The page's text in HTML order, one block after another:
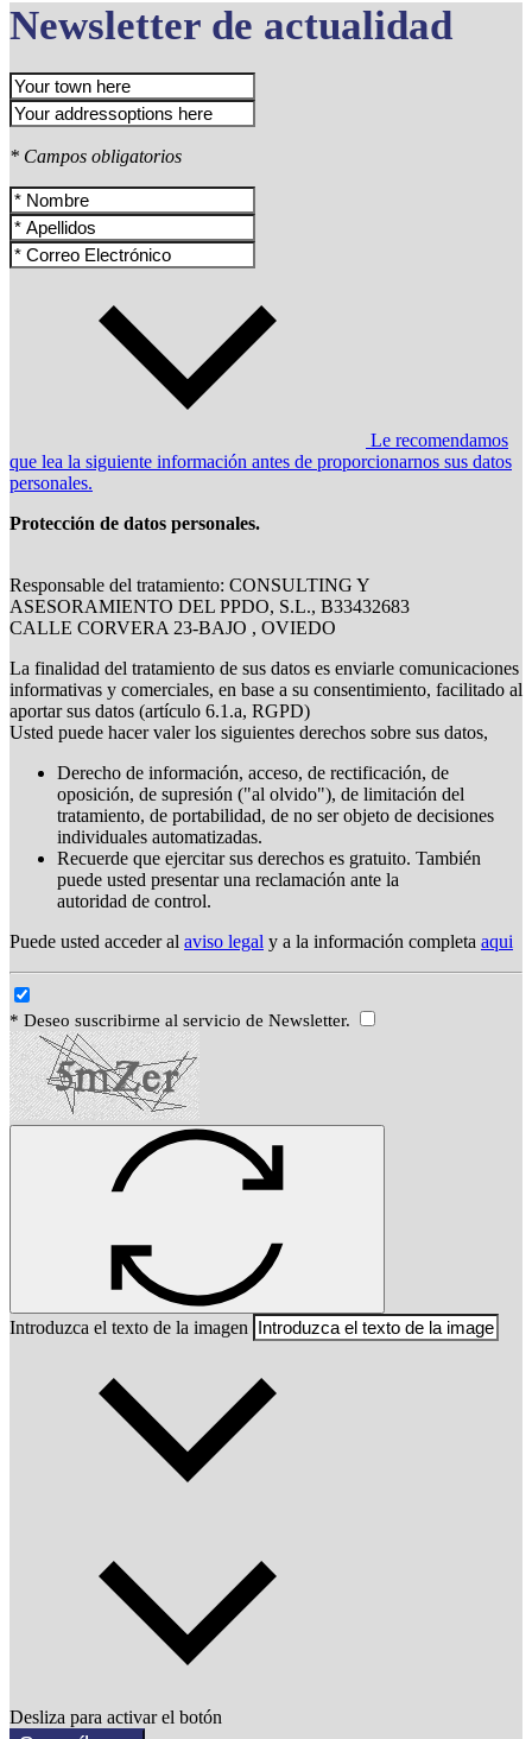
Newsletter de actualidad
* Campos obligatorios
Le recomendamos
que lea la siguiente información antes de proporcionarnos sus datos
personales.
Protección de datos personales.
Responsable del tratamiento: CONSULTING Y
ASESORAMIENTO DEL PPDO, S.L., B33432683
CALLE CORVERA 23-BAJO , OVIEDO
La finalidad del tratamiento de sus datos es enviarle comunicaciones
informativas y comerciales, en base a su consentimiento, facilitado al
aportar sus datos (artículo 6.1.a, RGPD)
Usted puede hacer valer los siguientes derechos sobre sus datos,
Derecho de información, acceso, de rectificación, de
oposición, de supresión ("al olvido"), de limitación del
tratamiento, de portabilidad, de no ser objeto de decisiones
individuales automatizadas.
Recuerde que ejercitar sus derechos es gratuito. También
puede usted presentar una reclamación ante la
autoridad de control.
Puede usted acceder al aviso legal y a la información completa aqui
* Deseo suscribirme al servicio de Newsletter.
Introduzca el texto de la imagen
Desliza para activar el botón